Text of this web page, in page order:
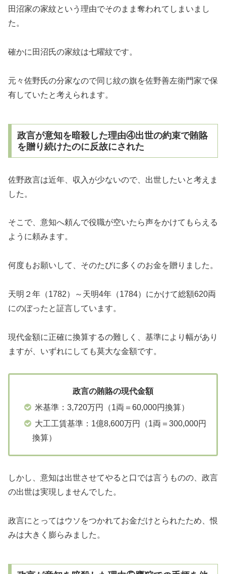
田沼家の家紋という理由でそのまま奪われてしまいまし
た。
確かに田沼氏の家紋は七曜紋です。
元々佐野氏の分家なので同じ紋の旗を佐野善左衛門家で保
有していたと考えられます。
政言が意知を暗殺した理由④出世の約束で賄賂
を贈り続けたのに反故にされた
佐野政言は近年、収入が少ないので、出世したいと考えま
した。
そこで、意知へ頼んで役職が空いたら声をかけてもらえる
ように頼みます。
何度もお願いして、そのたびに多くのお金を贈りました。
天明２年（1782）～天明4年（1784）にかけて総額620両
にのぼったと証言しています。
現代金額に正確に換算するの難しく、基準により幅があり
ますが、いずれにしても莫大な金額です。
政言の賄賂の現代金額
米基準：3,720万円（1両＝60,000円換算）
大工工賃基準：1億8,600万円（1両＝300,000円
換算）
しかし、意知は出世させてやると口では言うものの、政言
の出世は実現しませんでした。
政言にとってはウソをつかれてお金だけとられたため、恨
みは大きく膨らみました。